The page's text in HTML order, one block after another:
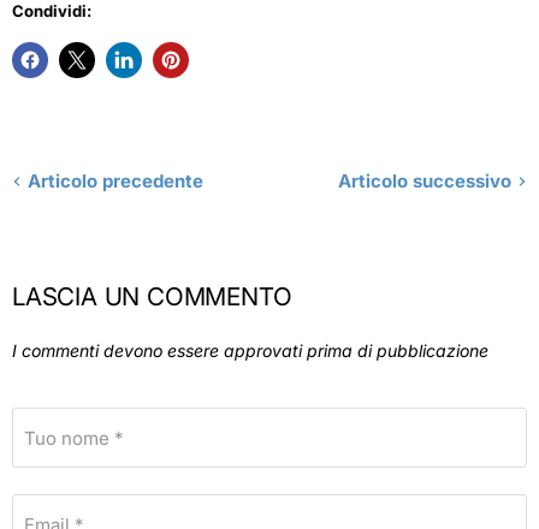
Condividi:
Articolo precedente Articolo successivo
LASCIA UN COMMENTO
I commenti devono essere approvati prima di pubblicazione
Tuo nome *